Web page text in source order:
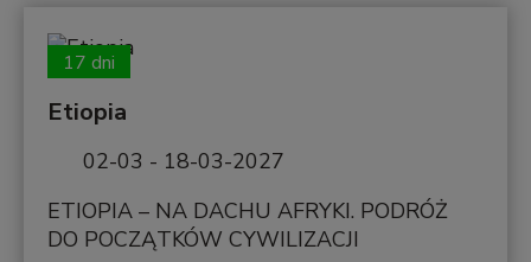
17 dni
Etiopia
02-03 - 18-03-2027
ETIOPIA – NA DACHU AFRYKI. PODRÓŻ
DO POCZĄTKÓW CYWILIZACJI